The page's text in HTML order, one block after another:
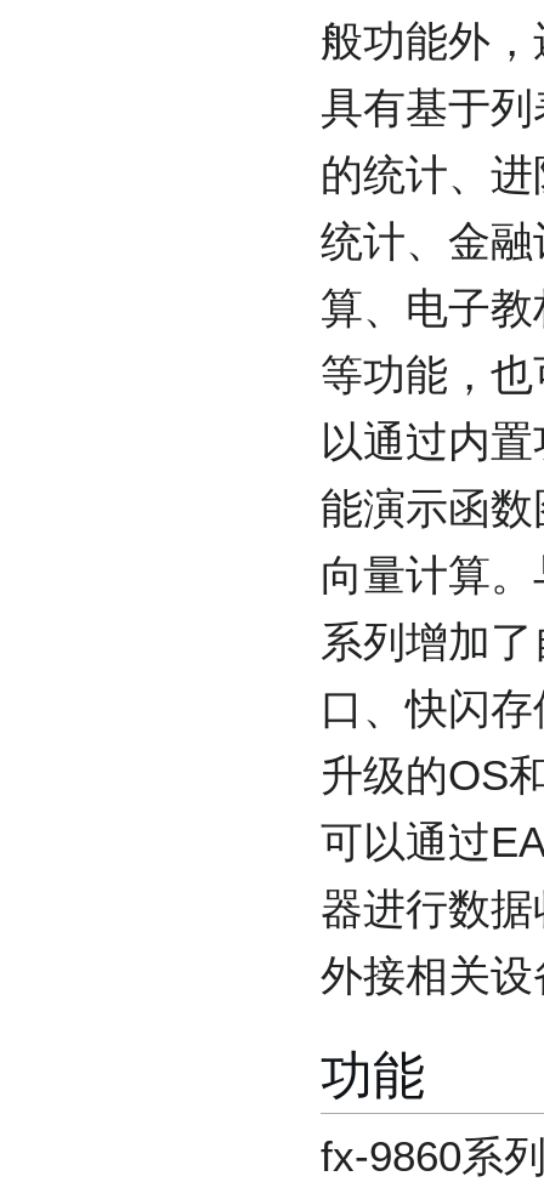
般功能外，
具有基于列
的统计、进
统计、金融
算、电子教
等功能，也
以通过内置
能演示函
向量计算
系列增加
口、快闪
升级的OS
可以通过
器进行数
外接相关
功能
fx-9860系